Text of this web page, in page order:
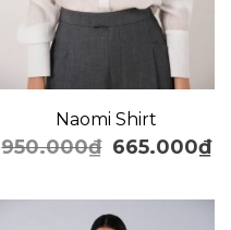
Naomi Shirt
950.000₫ 665.000₫